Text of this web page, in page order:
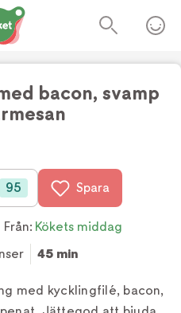
bacon, svamp
röster)
95 Spara
Från: Kökets middag
45 min
med kycklingfilé, bacon,